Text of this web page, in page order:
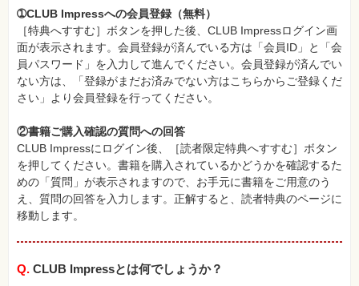
ロ
ジ
ー
趣
味・
素
材
自
作・
パ
ソ
コ
ン・
ホ
ビ
Club
➀CLUB Impressへの会員登録（無料）
［特典へすすむ］ボタンを押した後、CLUB Impressログイン画
面が表示されます。会員登録が済んでいる方は「会員ID」と「会
員パスワード」を入力して進んでください。会員登録が済んでい
ない方は、「登録がまだお済みでない方はこちらからご登録くだ
さい」より会員登録を行ってください。
②書籍ご購入確認の質問への回答
CLUB Impressにログイン後、［読者限定特典へすすむ］ボタン
を押してください。書籍を購入されているかどうかを確認するた
めの「質問」が表示されますので、お手元に書籍をご用意のう
え、質問の回答を入力します。正解すると、読者特典のページに
移動します。
Q. CLUB Impressとは何でしょうか？